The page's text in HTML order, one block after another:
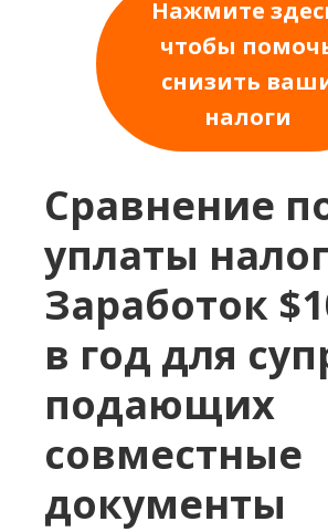
Нажмите
чтобы
снизить
налоги
Сравнение
уплаты
Заработок
в год для
подающих
совместные
документы